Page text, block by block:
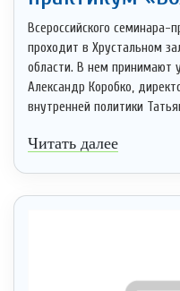
Всероссийского
проходит в Хрустальном
области. В нем принимают
Александр Коробко,
внутренней политики
Читать далее